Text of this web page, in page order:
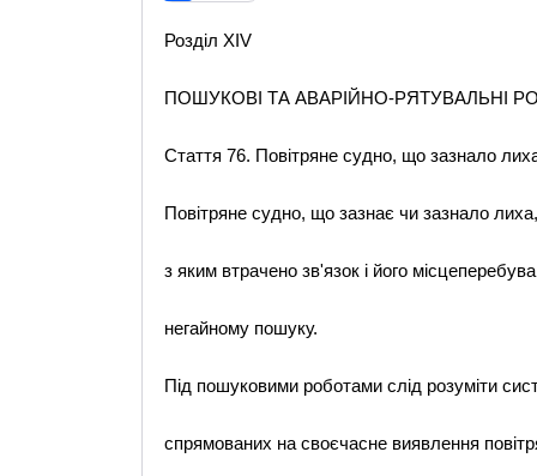
Розділ XIV
ПОШУКОВІ ТА АВАРІЙНО-РЯТУВАЛЬНІ
Стаття 76. Повітряне судно, що зазнало
Повітряне судно, що зазнає чи зазнало
з яким втрачено зв'язок і його
негайному пошуку.
Під пошуковими роботами слід розуміти
спрямованих на своєчасне виявлення